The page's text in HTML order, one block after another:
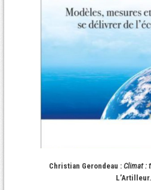
Christian Gerondeau : Climat :
L’Artilleur.